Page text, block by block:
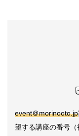
event＠morinooto.jp
望する講座の番号